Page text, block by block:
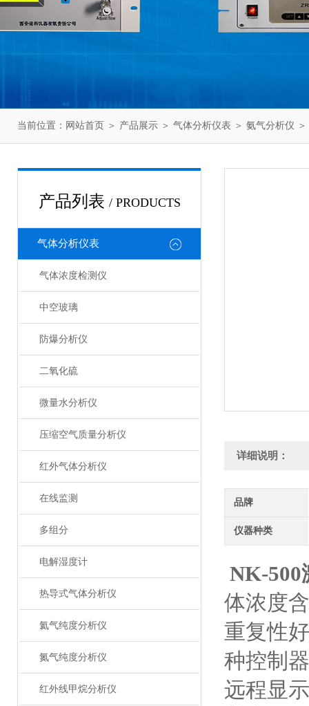
当前位置： 网站首页 ＞ 产品展示 ＞ 气体分析仪表 ＞ 氨气分析仪
产品列表 / PRODUCTS
气体分析仪表
气体浓度检测仪
中空玻璃
防爆分析仪
二氧化硫
微量水分析仪
压缩空气质量分析仪
红外气体分析仪
在线监测
多组分
电解湿度计
热导式气体分析仪
氦气纯度分析仪
氮气纯度分析仪
红外线甲烷分析仪
详细说明：
品牌
仪器种类
NK-500
体浓度
重复性
种控制
远程显